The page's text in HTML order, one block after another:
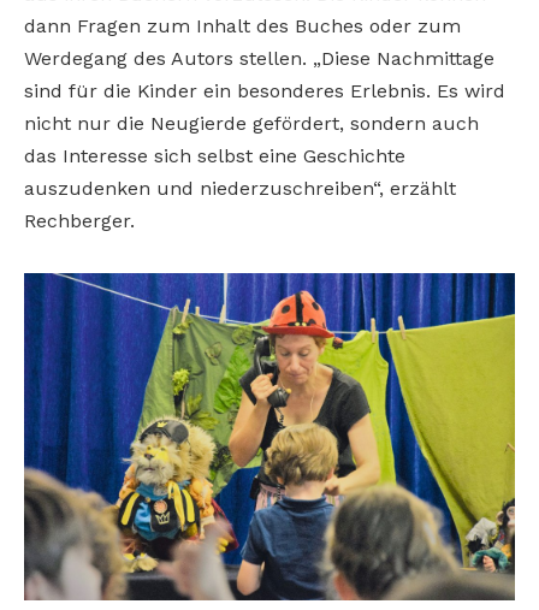
dann Fragen zum Inhalt des Buches oder zum
Werdegang des Autors stellen. „Diese Nachmittage
sind für die Kinder ein besonderes Erlebnis. Es wird
nicht nur die Neugierde gefördert, sondern auch
das Interesse sich selbst eine Geschichte
auszudenken und niederzuschreiben“, erzählt
Rechberger.